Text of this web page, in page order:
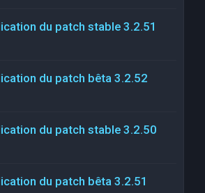
du patch stable 3.2.51
du patch bêta 3.2.52
du patch stable 3.2.50
du patch bêta 3.2.51